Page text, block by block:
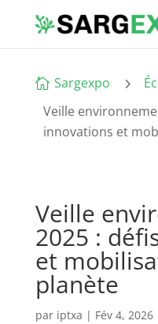
 Sargexpo 5
Veille
innovations et
Veille
2025 :
et
planète
par iptxa | Fév 4, 2026